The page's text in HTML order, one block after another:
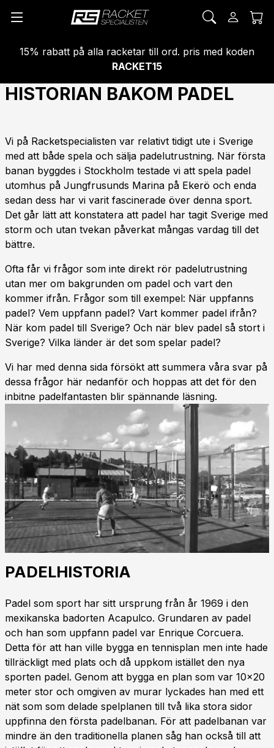
15% rabatt på alla racketar till ord. pris med koden
RACKET15
HISTORIAN BAKOM PADEL
Vi på Racketspecialisten var relativt tidigt ute i Sverige
med att både spela och sälja padelutrustning. När första
banan byggdes i Stockholm testade vi att spela padel
utomhus på Jungfrusunds Marina på Ekerö och enda
sedan dess har vi varit fascinerade över denna sport.
Det går lätt att konstatera att padel har tagit Sverige med
storm och utan tvekan påverkat mångas vardag till det
bättre.
Ofta får vi frågor som inte direkt rör padelutrustning
utan mer om bakgrunden om padel och vart den
kommer ifrån. Frågor som till exempel: När uppfanns
padel? Vem uppfann padel? Vart kommer padel ifrån?
När kom padel till Sverige? Och när blev padel så stort i
Sverige? Vilka länder är det som spelar padel?
Vi har med denna sida försökt att summera våra svar på
dessa frågor här nedanför och hoppas att det för den
inbitne padelfantasten blir spännande läsning.
PADELHISTORIA
Padel som sport har sitt ursprung från år 1969 i den
mexikanska badorten Acapulco. Grundaren av padel
och han som uppfann padel var Enrique Corcuera.
Detta för att han ville bygga en tennisplan men inte hade
tillräckligt med plats och då uppkom istället den nya
sporten padel. Genom att bygga en plan som var 10x20
meter stor och omgiven av murar lyckades han med ett
nät som som delade spelplanen till två lika stora sidor
uppfinna den första padelbanan. För att padelbanan var
mindre än den traditionella planen såg han också till att